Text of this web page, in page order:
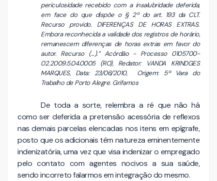
periculosidade recebido com a insalubridade deferida,
em face do que dispõe o § 2º do art. 193 da CLT.
Recurso provido. DIFERENÇAS DE HORAS EXTRAS.
Embora reconhecida a validade dos registros de horário,
remanescem diferenças de horas extras em favor do
autor. Recurso (...).” Acórdão - Processo 0105700-
02.2009.5.04.0005 (RO), Redator: VANDA KRINDGES
MARQUES, Data: 23/06/2010, Origem: 5ª Vara do
Trabalho de Porto Alegre. Grifamos
De toda a sorte, relembra a ré que não há
como ser deferida a pretensão acessória de reflexos
nas demais parcelas elencadas nos itens em epígrafe,
posto que os adicionais têm natureza eminente­mente
indenizatória, uma vez que visa indeni­zar o empregado
pelo contato com agentes nocivos a sua saúde,
sendo incorreto falarmos em integração do mesmo.